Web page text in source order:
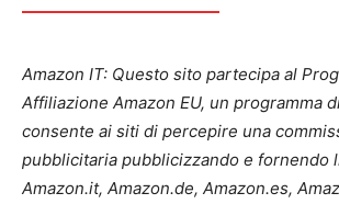
Amazon IT: Questo sito partecipa al
Affiliazione Amazon EU, un programma
consente ai siti di percepire una
pubblicitaria pubblicizzando e fornendo
Amazon.it, Amazon.de, Amazon.es,